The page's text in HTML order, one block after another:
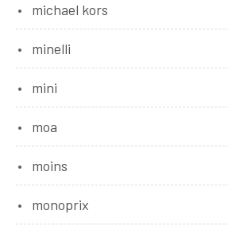
michael kors
minelli
mini
moa
moins
monoprix